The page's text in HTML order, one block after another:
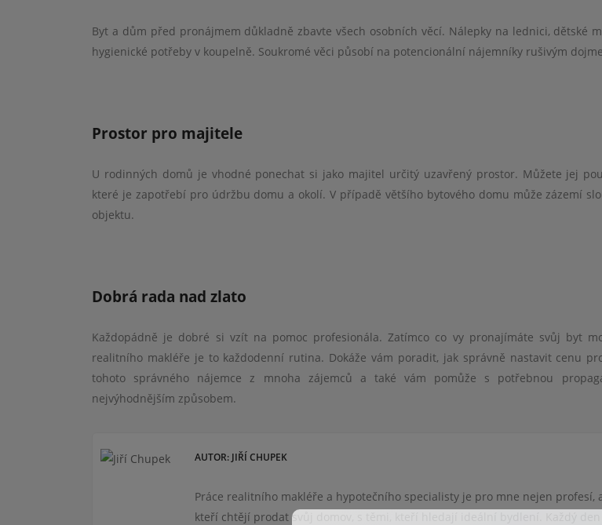
Byt a dům před pronájmem důkladně zbavte všech osobních věcí. Nálepky na lednici, dětské
hygienické potřeby v koupelně. Soukromé věci působí na potencionální nájemníky rušivým
Prostor pro majitele
U rodinných domů je vhodné ponechat si jako majitel určitý uzavřený prostor. Můžete jej
které je zapotřebí pro údržbu domu a okolí. V případě většího bytového domu může zázemí
objektu.
Dobrá rada nad zlato
Každopádně je dobré si vzít na pomoc profesionála. Zatímco co vy pronajímáte svůj byt
realitního makléře je to každodenní rutina. Dokáže vám poradit, jak správně nastavit cenu
tohoto správného nájemce z mnoha zájemců a také vám pomůže s potřebnou
nejvýhodnějším způsobem.
AUTOR: JIŘÍ CHUPEK
Práce realitního makléře a hypotečního specialisty je pro mne nejen profesí,
kteří chtějí prodat svůj domov, s těmi, kteří hledají ideální bydlení. Každý den